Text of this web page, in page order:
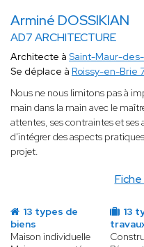
Arminé DOSSIKIAN
AD7 ARCHITECTURE
Architecte à Saint-Maur-
Se déplace à Roissy-en-Brie
Nous ne nous limitons pas à
main dans la main avec le
attentes, ses contraintes et
d'intégrer des aspects
projet.
13 types de
biens
Maison individuelle
13